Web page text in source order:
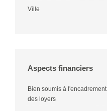
Ville
Aspects financiers
Bien soumis à l'encadrement
des loyers